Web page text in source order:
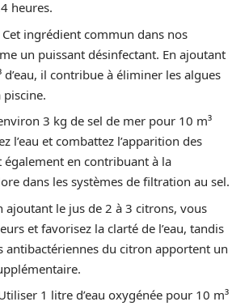
heures.
Cet ingrédient commun dans nos
un puissant désinfectant. En ajoutant
il contribue à éliminer les algues
piscine.
3 kg de sel de mer pour 10 m³
l’eau et combattez l’apparition des
également en contribuant à la
dans les systèmes de filtration au sel.
ajoutant le jus de 2 à 3 citrons, vous
et favorisez la clarté de l’eau, tandis
antibactériennes du citron apportent un
1 litre d’eau oxygénée pour 10 m³